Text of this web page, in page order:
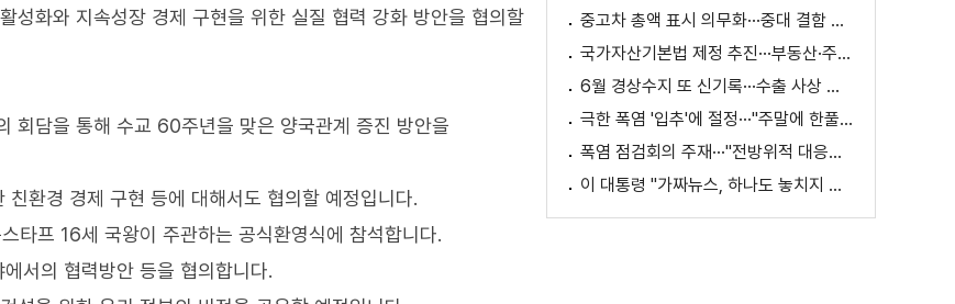
성화와 지속성장 경제 구현을 위한 실질 협력 강화 방안을 협의할
회담을 통해 수교 60주년을 맞은 양국관계 증진 방안을
환경 경제 구현 등에 대해서도 협의할 예정입니다.
타프 16세 국왕이 주관하는 공식환영식에 참석합니다.
서의 협력방안 등을 협의합니다.
중고차 총액 표시 의무화···중대 결함 시 '계약 해제'
국가자산기본법 제정 추진···부동산·주식 등 통합 관리
6월 경상수지 또 신기록···수출 사상 첫 1천억 달러
극한 폭염 '입추'에 절정···"주말에 한풀 꺾인다"
폭염 점검회의 주재···"전방위적 대응체계 가동"
이 대통령 "가짜뉴스, 하나도 놓치지 말고 바로잡아야"